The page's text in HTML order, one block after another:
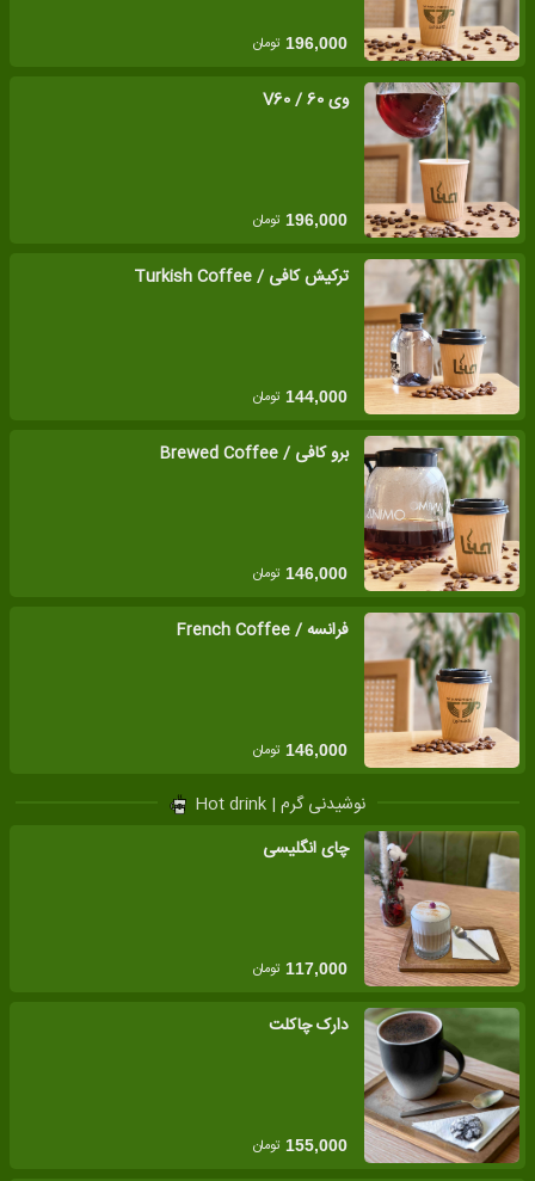
196,000 تومان
وی 60 / V60
196,000 تومان
ترکیش کافی / Turkish Coffee
144,000 تومان
برو کافی / Brewed Coffee
146,000 تومان
فرانسه / French Coffee
146,000 تومان
نوشیدنی گرم | Hot drink
چای انگلیسی
117,000 تومان
دارک چاکلت
155,000 تومان